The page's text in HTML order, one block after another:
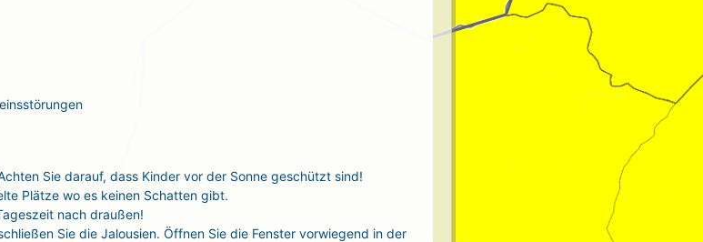
Sie darauf, dass Kinder vor der Sonne geschützt sind!
Plätze wo es keinen Schatten gibt.
nach draußen!
Sie die Jalousien. Öffnen Sie die Fenster vorwiegend in der